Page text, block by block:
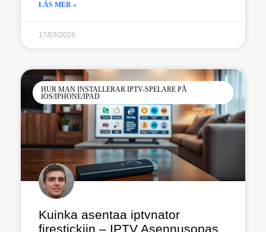
LÄS MER »
17/03/2026
HUR MAN INSTALLERAR IPTV-SPELARE PÅ
IOS/IPHONE/IPAD
Kuinka asentaa iptvnator
firestickiin – IPTV Asennusopas